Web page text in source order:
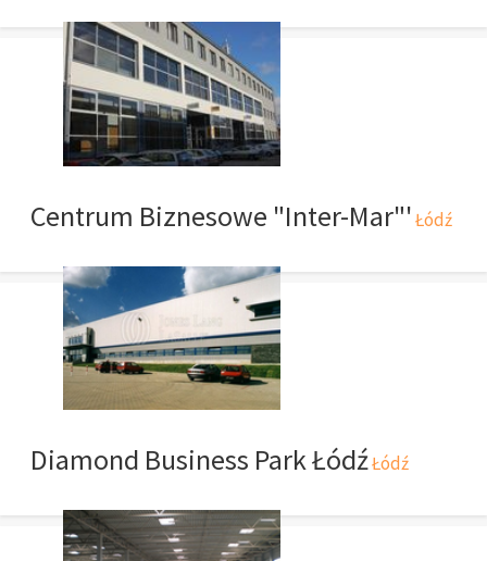
Centrum Biznesowe "Inter-Mar"'Łódź
Diamond Business Park ŁódźŁódź